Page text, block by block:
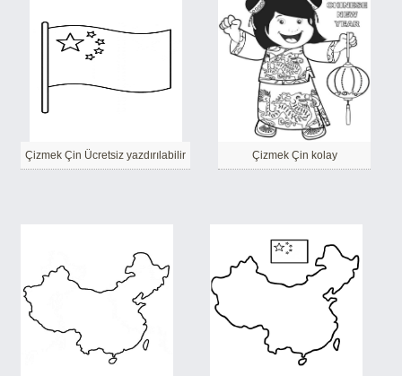
Çizmek Çin Ücretsiz yazdırılabilir Çizmek Çin kolay